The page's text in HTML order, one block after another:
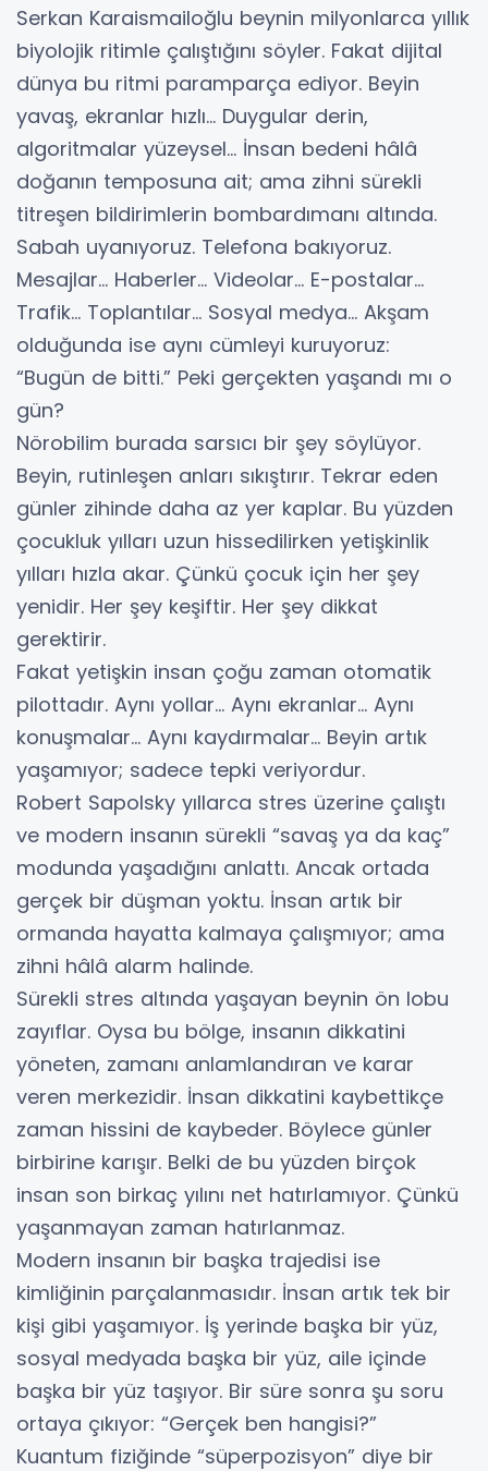
Serkan Karaismailoğlu beynin milyonlarca yıllık
biyolojik ritimle çalıştığını söyler. Fakat dijital
dünya bu ritmi paramparça ediyor. Beyin
yavaş, ekranlar hızlı… Duygular derin,
algoritmalar yüzeysel… İnsan bedeni hâlâ
doğanın temposuna ait; ama zihni sürekli
titreşen bildirimlerin bombardımanı altında.
Sabah uyanıyoruz. Telefona bakıyoruz.
Mesajlar… Haberler… Videolar… E-postalar…
Trafik… Toplantılar… Sosyal medya… Akşam
olduğunda ise aynı cümleyi kuruyoruz:
“Bugün de bitti.” Peki gerçekten yaşandı mı o
gün?
Nörobilim burada sarsıcı bir şey söylüyor.
Beyin, rutinleşen anları sıkıştırır. Tekrar eden
günler zihinde daha az yer kaplar. Bu yüzden
çocukluk yılları uzun hissedilirken yetişkinlik
yılları hızla akar. Çünkü çocuk için her şey
yenidir. Her şey keşiftir. Her şey dikkat
gerektirir.
Fakat yetişkin insan çoğu zaman otomatik
pilottadır. Aynı yollar… Aynı ekranlar… Aynı
konuşmalar... Aynı kaydırmalar… Beyin artık
yaşamıyor; sadece tepki veriyordur.
Robert Sapolsky yıllarca stres üzerine çalıştı
ve modern insanın sürekli “savaş ya da kaç”
modunda yaşadığını anlattı. Ancak ortada
gerçek bir düşman yoktu. İnsan artık bir
ormanda hayatta kalmaya çalışmıyor; ama
zihni hâlâ alarm halinde.
Sürekli stres altında yaşayan beynin ön lobu
zayıflar. Oysa bu bölge, insanın dikkatini
yöneten, zamanı anlamlandıran ve karar
veren merkezidir. İnsan dikkatini kaybettikçe
zaman hissini de kaybeder. Böylece günler
birbirine karışır. Belki de bu yüzden birçok
insan son birkaç yılını net hatırlamıyor. Çünkü
yaşanmayan zaman hatırlanmaz.
Modern insanın bir başka trajedisi ise
kimliğinin parçalanmasıdır. İnsan artık tek bir
kişi gibi yaşamıyor. İş yerinde başka bir yüz,
sosyal medyada başka bir yüz, aile içinde
başka bir yüz taşıyor. Bir süre sonra şu soru
ortaya çıkıyor: “Gerçek ben hangisi?”
Kuantum fiziğinde “süperpozisyon” diye bir